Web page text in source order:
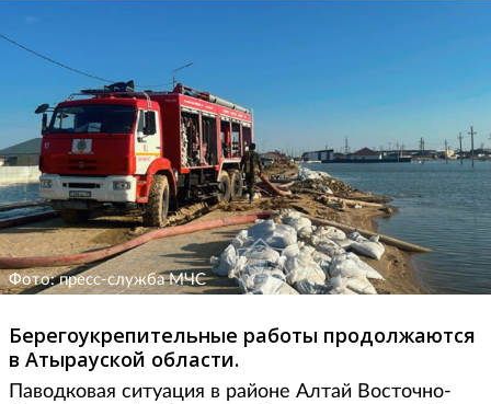
Фото: пресс-служба МЧС
Берегоукрепительные работы продолжаются
в Атырауской области.
Паводковая ситуация в районе Алтай Восточно-